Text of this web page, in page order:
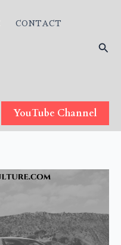
CONTACT
検
YouTube Channel